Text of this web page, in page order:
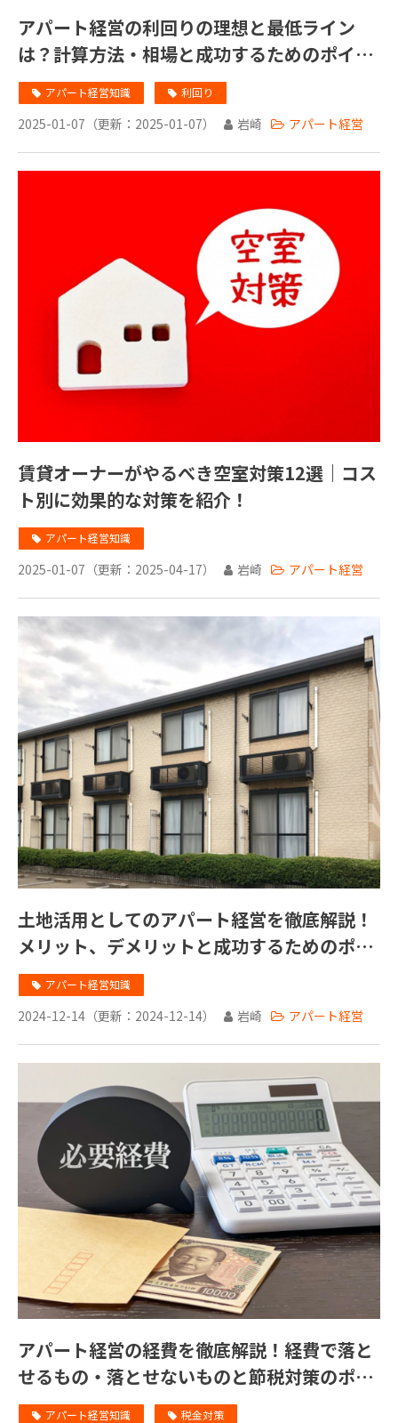
アパート経営の利回りの理想と最低ライン
は？計算方法・相場と成功するためのポイン
トを解説！
アパート経営知識 利回り
2025-01-07 （更新： 2025-01-07） 岩崎 アパート経営
賃貸オーナーがやるべき空室対策12選｜コス
ト別に効果的な対策を紹介！
アパート経営知識
2025-01-07 （更新： 2025-04-17） 岩崎 アパート経営
土地活用としてのアパート経営を徹底解説！
メリット、デメリットと成功するためのポイ
ントとは？
アパート経営知識
2024-12-14 （更新： 2024-12-14） 岩崎 アパート経営
アパート経営の経費を徹底解説！経費で落と
せるもの・落とせないものと節税対策のポイ
ントアパート経営知識 税金対策